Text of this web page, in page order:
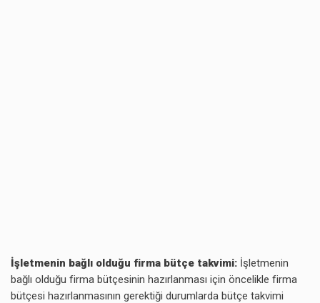
İşletmenin bağlı olduğu firma bütçe takvimi: İşletmenin
bağlı olduğu firma bütçesinin hazırlanması için öncelikle firma
bütçesi hazırlanmasının gerektiği durumlarda bütçe takvimi